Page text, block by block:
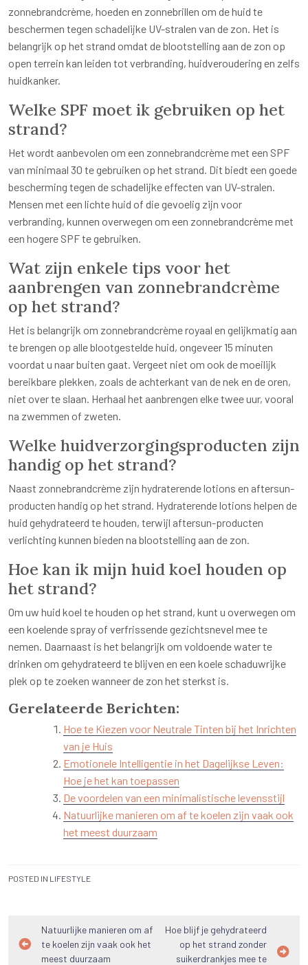
zonnebrandcrème, hoeden en zonnebrillen om de huid te
beschermen tegen schadelijke UV-stralen van de zon. Het is
belangrijk op het strand omdat de blootstelling aan de zon op
open terrein kan leiden tot verbranding, huidveroudering en zelfs
huidkanker.
Welke SPF moet ik gebruiken op het
strand?
Het wordt aanbevolen om een zonnebrandcrème met een SPF
van minimaal 30 te gebruiken op het strand. Dit biedt een goede
bescherming tegen de schadelijke effecten van UV-stralen.
Mensen met een lichte huid of die gevoelig zijn voor
verbranding, kunnen overwegen om een zonnebrandcrème met
een hogere SPF te gebruiken.
Wat zijn enkele tips voor het
aanbrengen van zonnebrandcrème
op het strand?
Het is belangrijk om zonnebrandcrème royaal en gelijkmatig aan
te brengen op alle blootgestelde huid, ongeveer 15 minuten
voordat u naar buiten gaat. Vergeet niet om ook de moeilijk
bereikbare plekken, zoals de achterkant van de nek en de oren,
niet over te slaan. Herhaal het aanbrengen elke twee uur, vooral
na zwemmen of zweten.
Welke huidverzorgingsproducten zijn
handig op het strand?
Naast zonnebrandcrème zijn hydraterende lotions en aftersun-
producten handig op het strand. Hydraterende lotions helpen de
huid gehydrateerd te houden, terwijl aftersun-producten
verlichting kunnen bieden na blootstelling aan de zon.
Hoe kan ik mijn huid koel houden op
het strand?
Om uw huid koel te houden op het strand, kunt u overwegen om
een koelende spray of verfrissende gezichtsnevel mee te
nemen. Daarnaast is het belangrijk om voldoende water te
drinken om gehydrateerd te blijven en een koele schaduwrijke
plek op te zoeken wanneer de zon het sterkst is.
Gerelateerde Berichten:
Hoe te Kiezen voor Neutrale Tinten bij het Inrichten
van je Huis
Emotionele Intelligentie in het Dagelijkse Leven:
Hoe je het kan toepassen
De voordelen van een minimalistische levensstijl
Natuurlijke manieren om af te koelen zijn vaak ook
het meest duurzaam
POSTED IN LIFESTYLE
Bericht
navigatie
Natuurlijke manieren om af
te koelen zijn vaak ook het
meest duurzaam
Hoe blijf je gehydrateerd
op het strand zonder
suikerdrankjes mee te